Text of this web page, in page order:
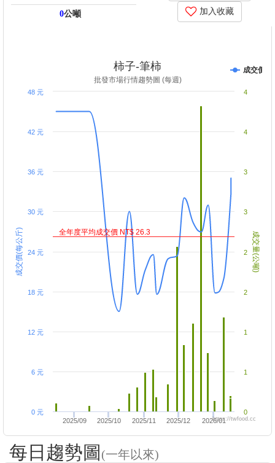
0公噸 加入收藏
成交價(每公斤) 成交量(公噸)
柿子-筆柿
批發市場行情趨勢圖 (每週)
成交價
2025/09 2025/10 2025/11 2025/12 2026/01
0 元
6 元
12 元
18 元
24 元
30 元
36 元
42 元
48 元
0
1
1
2
2
3
3
4
4
https://twfood.cc
全年度平均成交價 NT$ 26.3
每日趨勢圖 (一年以來)